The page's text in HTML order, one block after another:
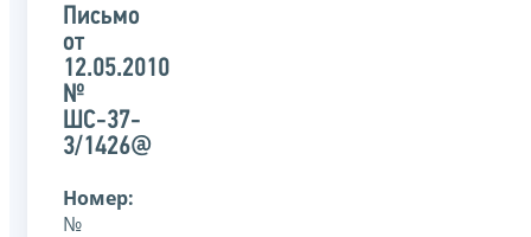
органом
письма
Письмо
от
12.05.2010
№
ШС-37-
3/1426@
Номер:
№